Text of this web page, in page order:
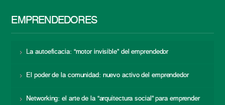
EMPRENDEDORES
La autoeficacia: “motor invisible” del emprendedor
El poder de la comunidad: nuevo activo del emprendedor
Networking: el arte de la “arquitectura social” para emprender